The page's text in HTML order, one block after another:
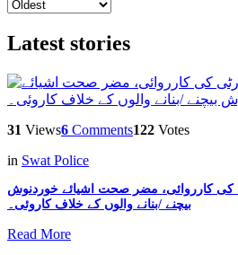
Latest stories
31 Views6 Comments122 Votes
in Swat Police
کی کارروائی، مضر صحت اشیائے خوردنوش
بیچنے /بنانے والوں کے خلاف کاروئی۔
Read More